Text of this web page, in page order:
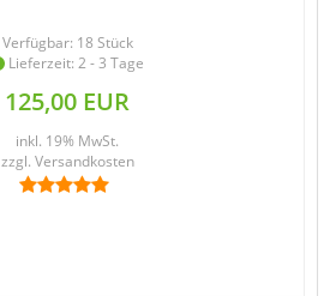
Verfügbar: 18 Stück
Lieferzeit: 2 - 3 Tage
125,00 EUR
inkl. 19% MwSt.
zzgl. Versandkosten